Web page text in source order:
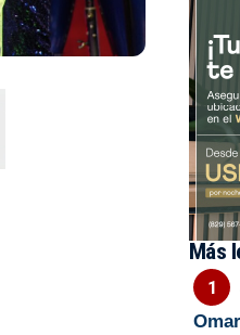
Más